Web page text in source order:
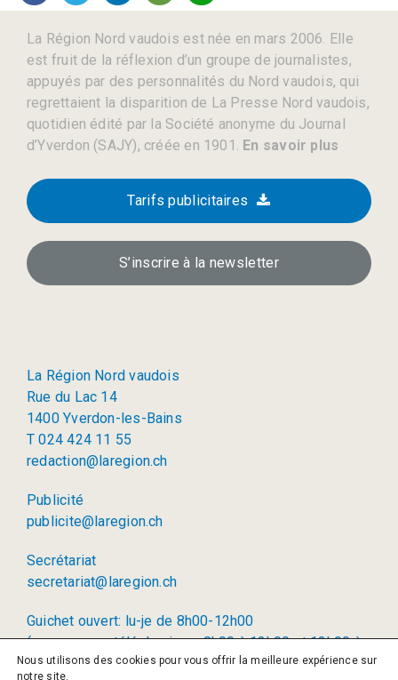
La Région Nord vaudois est née en mars 2006. Elle
est fruit de la réflexion d’un groupe de journalistes,
appuyés par des personnalités du Nord vaudois, qui
regrettaient la disparition de La Presse Nord vaudois,
quotidien édité par la Société anonyme du Journal
d’Yverdon (SAJY), créée en 1901. En savoir plus
Tarifs publicitaires
S’inscrire à la newsletter
La Région Nord vaudois
Rue du Lac 14
1400 Yverdon-les-Bains
T 024 424 11 55
redaction@laregion.ch
Publicité
publicite@laregion.ch
Secrétariat
secretariat@laregion.ch
Guichet ouvert: lu-je de 8h00-12h00
(permanence téléphonique: 8h00 à 12h00 et 13h00 à
17h00)
Nous utilisons des cookies pour vous offrir la meilleure expérience sur
notre site.